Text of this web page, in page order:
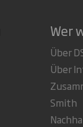
Wer
Über
Über
Smith